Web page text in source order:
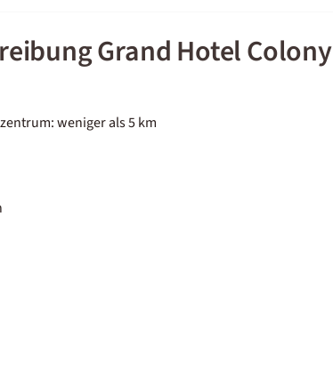
Grand Hotel Colony
weniger als 5 km